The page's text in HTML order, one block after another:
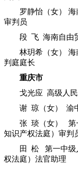
罗静怡（女） 海
审判员
段 飞 海南自由贸
林玥希（女） 海
判庭庭长
重庆市
戈光应 高级人民
谢 琼（女） 渝中
张 琰（女） 第一
知识产权法庭）审判
田 松 第一中级人
权法庭）法官助理